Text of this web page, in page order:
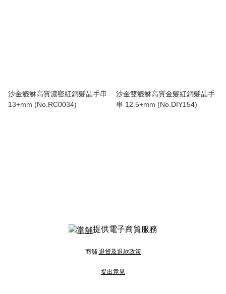
沙金貔貅高質濃密紅銅髮晶手串
13+mm (No.RC0034)
沙金雙貔貅高質金髮紅銅髮晶手
串 12.5+mm (No.DIY154)
提供電子商貿服務
商舖 退貨及退款政策
提出意見